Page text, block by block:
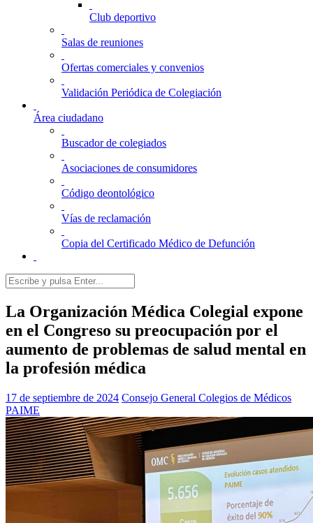
Club deportivo
Salas de reuniones
Ofertas comerciales y convenios
Validación Periódica de Colegiación
Área ciudadano
Buscador de colegiados
Asociaciones de consumidores
Código deontológico
Vías de reclamación
Copia del Certificado Médico de Defunción
La Organización Médica Colegial expone
en el Congreso su preocupación por el
aumento de problemas de salud mental en
la profesión médica
17 de septiembre de 2024 Consejo General Colegios de Médicos
PAIME